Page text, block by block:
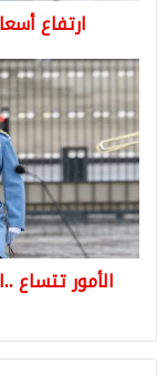
ارتفاع
الأمور
..الامارات
رسمياً
تُخصص
مليارات
الدولارات
للإستثمار
في
الأمور تتساع